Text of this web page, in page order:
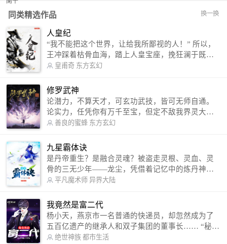
同类精选作品 换一换
人皇纪
“我不能把这个世界，让给我所鄙视的人！” 所以，
王冲踩着枯骨血海，踏上人皇宝座，挽狂澜于既
倒，扶大厦之将倾，成就了一段无上的传说！ 微信
微博：皇甫奇（地址：http://weibo.com/u/25284575
87） QQ交流群：320238210【普通群】 574501330
【VIP订阅群】 欢迎大家关注。
皇甫奇 东方玄幻
修罗武神
论潜力，不算天才，可玄功武技，皆可无师自通。
论实力，任凭你有万千至宝，但定不敌我界灵大
军。 我是谁？天下众生视我为修罗，却不知，我以
信公众号：善良的蜜蜂后援会）
善良的蜜蜂 东方玄幻
九星霸体诀
是丹帝重生？是融合灵魂？被盗走灵根、灵血、灵
骨的三无少年——龙尘，凭借着记忆中的炼丹神
术，修行神秘功法九星霸体诀，拨开重重迷雾，解
勾搭各色美女，镇压恶鬼邪神。 江湖传闻：龙
尘一到，地吼天啸。龙尘一出，鬼泣神哭。 本
故事纯属虚构，如有雷同，那就是真事儿，想要对
号入座，抓紧时间进群：487963015 微信公众号：
平凡魔术师 异界大陆
我竟然是富二代
杨小天，燕京市一名普通的快递员，却忽然成为了
五百亿遗产的继承人和双子集团的董事长…… “秘
书，给我定制一套百亿富翁的吃喝住行标准！” “好
绝世神族 都市生活